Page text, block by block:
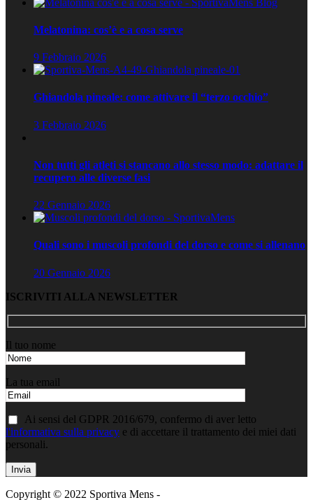
Melatonina: cos’è e a cosa serve
9 Febbraio 2026
Ghiandola pineale: come attivare il “terzo occhio”
3 Febbraio 2026
Non tutti gli atleti si stancano allo stesso modo: adattare il
recupero alle diverse fasi
22 Gennaio 2026
Quali sono i muscoli profondi del dorso e come si allenano
20 Gennaio 2026
ISCRIVITI ALLA NEWSLETTER
Il tuo nome
La tua email
Ai sensi del GDPR 2016/679, confermo di aver letto
l'informativa sulla privacy e di accettare il trattamento dei miei dati
personali.
Copyright © 2022 Sportiva Mens -